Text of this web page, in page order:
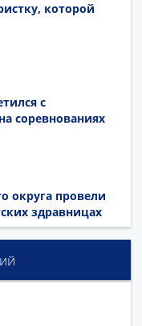
которой
с
соревнованиях
округа провели
здравницах